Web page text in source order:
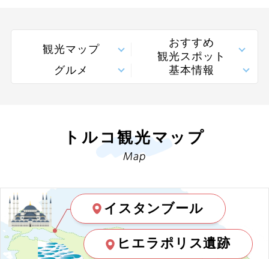
観光マップ
おすすめ
観光スポット
グルメ
基本情報
トルコ観光マップ
Map
イスタンブール
ヒエラポリス遺跡